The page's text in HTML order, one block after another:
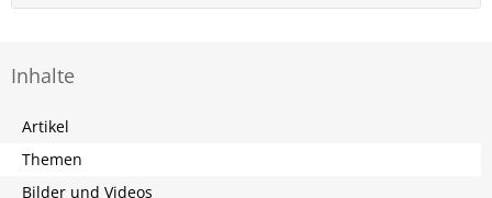
Inhalte
Artikel
Themen
Bilder und Videos